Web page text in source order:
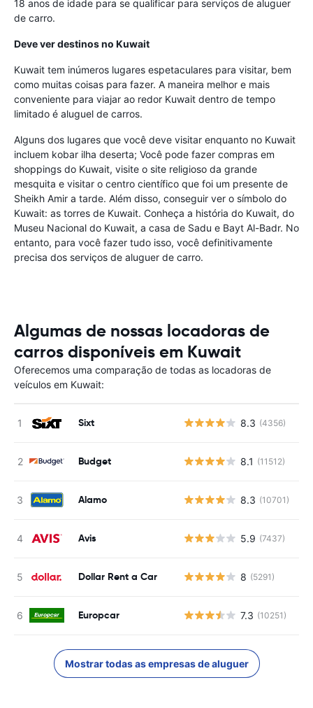
18 anos de idade para se qualificar para serviços de aluguer
de carro.
Deve ver destinos no Kuwait
Kuwait tem inúmeros lugares espetaculares para visitar, bem
como muitas coisas para fazer. A maneira melhor e mais
conveniente para viajar ao redor Kuwait dentro de tempo
limitado é aluguel de carros.
Alguns dos lugares que você deve visitar enquanto no Kuwait
incluem kobar ilha deserta; Você pode fazer compras em
shoppings do Kuwait, visite o site religioso da grande
mesquita e visitar o centro científico que foi um presente de
Sheikh Amir a tarde. Além disso, conseguir ver o símbolo do
Kuwait: as torres de Kuwait. Conheça a história do Kuwait, do
Museu Nacional do Kuwait, a casa de Sadu e Bayt Al-Badr. No
entanto, para você fazer tudo isso, você definitivamente
precisa dos serviços de aluguer de carro.
Algumas de nossas locadoras de
carros disponíveis em Kuwait
Oferecemos uma comparação de todas as locadoras de
veículos em Kuwait:
Sixt 8.3 (4356)
Budget 8.1 (11512)
Alamo 8.3 (10701)
Avis 5.9 (7437)
Dollar Rent a Car 8 (5291)
Europcar 7.3 (10251)
Mostrar todas as empresas de aluguer